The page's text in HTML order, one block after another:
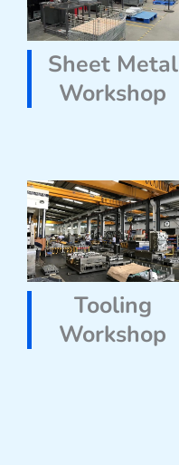
Sheet Metal
Workshop
Tooling
Workshop